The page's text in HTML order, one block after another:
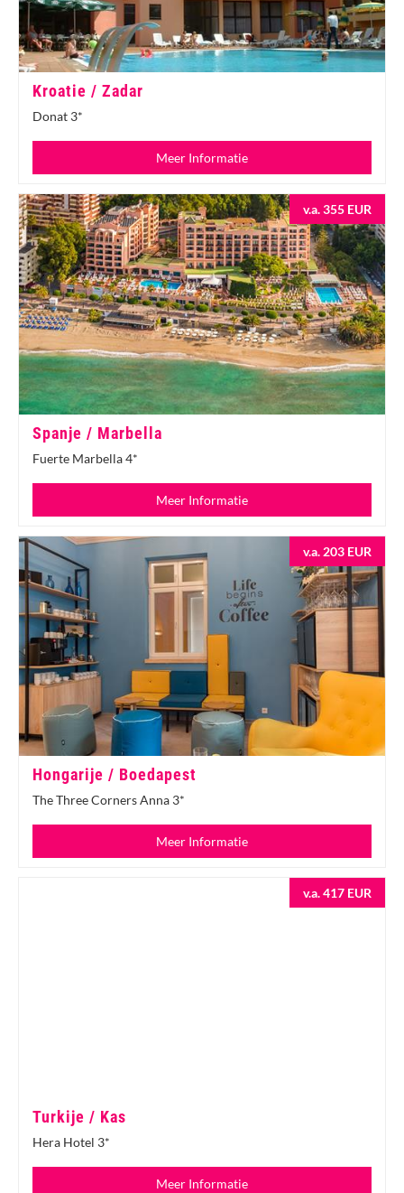
Kroatie / Zadar
Donat 3*
Meer Informatie
v.a. 355 EUR
Spanje / Marbella
Fuerte Marbella 4*
Meer Informatie
v.a. 203 EUR
Hongarije / Boedapest
The Three Corners Anna 3*
Meer Informatie
v.a. 417 EUR
Turkije / Kas
Hera Hotel 3*
Meer Informatie